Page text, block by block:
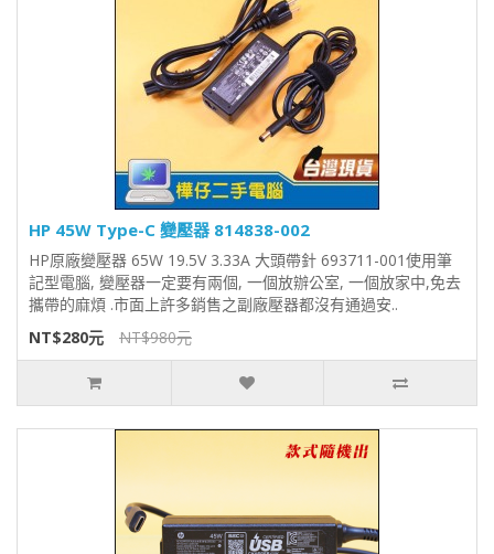
HP 45W Type-C 變壓器 814838-002
HP原廠變壓器 65W 19.5V 3.33A 大頭帶針 693711-001使用筆
記型電腦, 變壓器一定要有兩個, 一個放辦公室, 一個放家中,免去
攜帶的麻煩 .市面上許多銷售之副廠壓器都沒有通過安..
NT$280元
NT$980元